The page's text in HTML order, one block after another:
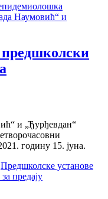
Наумовић“ и
предшколски
и „Ђурђевдан“
годину 15. јуна.
Предшколске установе
предају